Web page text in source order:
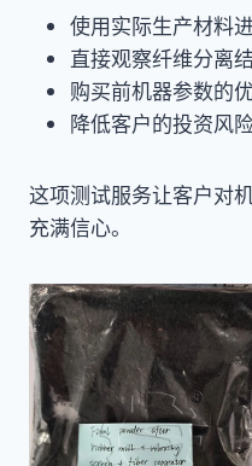
使用实际生产材料
直接观察纤维分离
购买前机器参数的
降低客户的投资风
这项测试服务让客户对
充满信心。